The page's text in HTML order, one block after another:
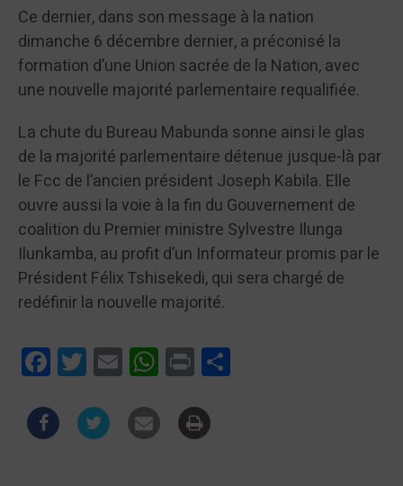
Ce dernier, dans son message à la nation
dimanche 6 décembre dernier, a préconisé la
formation d’une Union sacrée de la Nation, avec
une nouvelle majorité parlementaire requalifiée.
La chute du Bureau Mabunda sonne ainsi le glas
de la majorité parlementaire détenue jusque-là par
le Fcc de l’ancien président Joseph Kabila. Elle
ouvre aussi la voie à la fin du Gouvernement de
coalition du Premier ministre Sylvestre Ilunga
Ilunkamba, au profit d’un Informateur promis par le
Président Félix Tshisekedi, qui sera chargé de
redéfinir la nouvelle majorité.
FacebookTwitterEmail WhatsApp
Print